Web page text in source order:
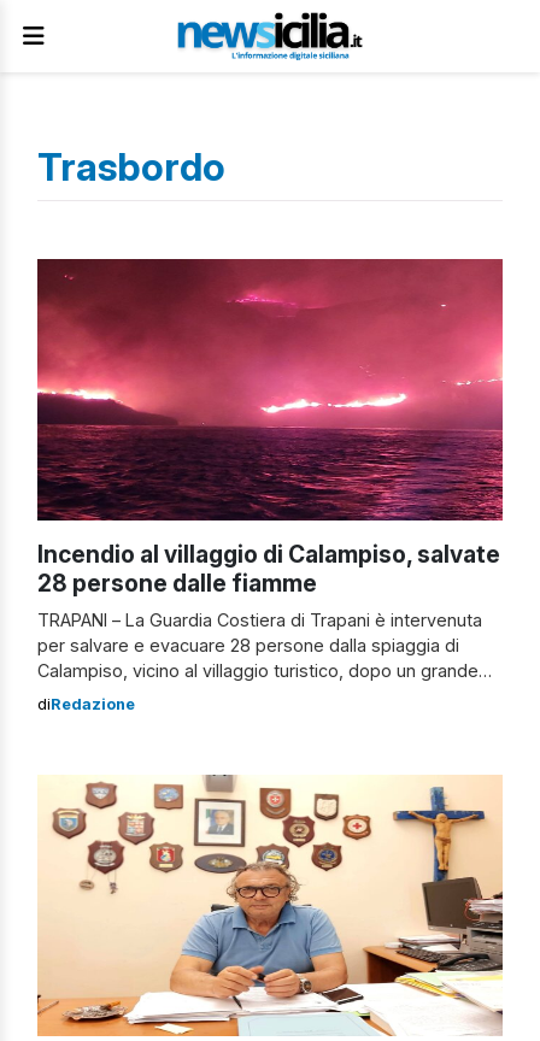
Trasbordo
Incendio al villaggio di Calampiso, salvate
28 persone dalle fiamme
TRAPANI – La Guardia Costiera di Trapani è intervenuta
per salvare e evacuare 28 persone dalla spiaggia di
Calampiso, vicino al villaggio turistico, dopo un grande
incendio che ha colpito il complesso residenziale a San
complesso […]
diRedazione